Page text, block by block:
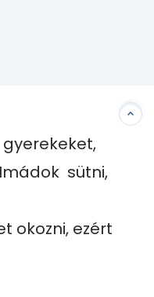
sütni,
okozni, ezért